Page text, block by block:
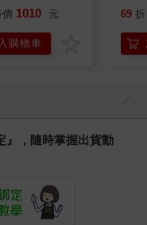
價 1010 元
購物車
(8款
企鵝
69 折
』，隨時掌握出貨動